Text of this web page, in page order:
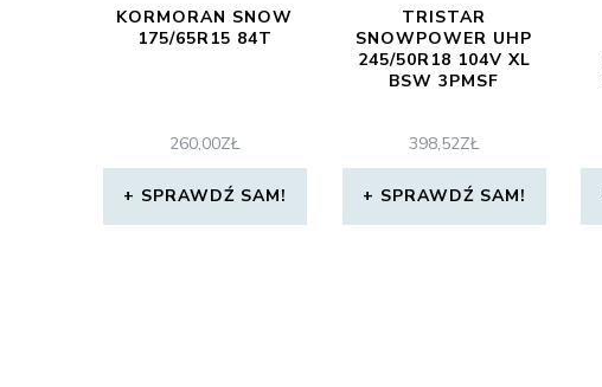
KORMORAN SNOW
175/65R15 84T
260,00ZŁ
SPRAWDŹ SAM!
TRISTAR
SNOWPOWER UHP
245/50R18 104V XL
BSW 3PMSF
398,52ZŁ
SPRAWDŹ SAM!